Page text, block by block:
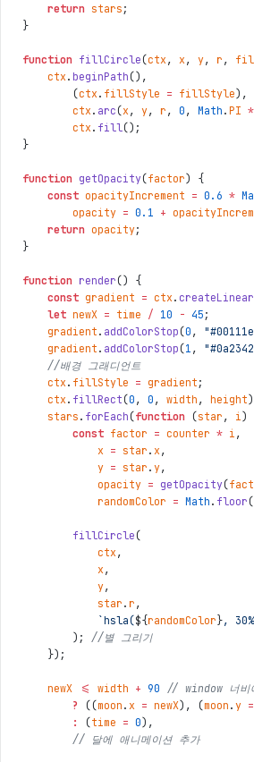
return stars ;
}
function fillCircle(ctx , x , y, r ,
ctx . beginPath() ,
(ctx . fillStyle = fillStyle) ,
ctx . arc(x , y, r , 0 , Math . PI *
ctx . fill () ;
}
function getOpacity(factor)
{
const opacityIncrement = 0.6 *
opacity = 0.1 +
return opacity;
}
function render()
{
const gradient = ctx .
let newX = time / 10 - 45 ;
gradient . addColorStop(0 ,
gradient . addColorStop(1 ,
//배경 그래디언트
ctx . fillStyle = gradient ;
ctx . fillRect(0 , 0 , width , height)
stars . forEach(function (star , i )
const factor = counter * i ,
x = star . x ,
y = star . y,
opacity = getOpacity(
randomColor = Math . floor(
fillCircle(
ctx ,
x ,
y,
star . r ,
`hsla(${randomColor },
) ;
//별 그리기
}) ;
newX <= width + 90
// window 너비
?
((moon . x = newX) , (moon . y =
:
(time = 0) ,
// 달에 애니메이션 추가